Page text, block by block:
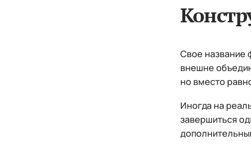
Свое название
внешне
но вместо
Иногда на
завершиться